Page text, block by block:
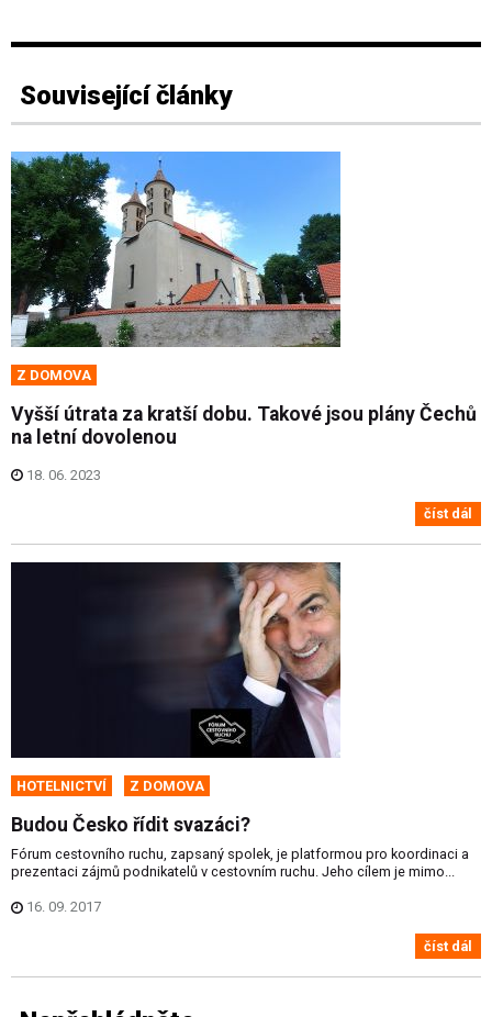
Související články
Z DOMOVA
Vyšší útrata za kratší dobu. Takové jsou plány Čechů
na letní dovolenou
18. 06. 2023
číst dál
HOTELNICTVÍ Z DOMOVA
Budou Česko řídit svazáci?
Fórum cestovního ruchu, zapsaný spolek, je platformou pro koordinaci a
prezentaci zájmů podnikatelů v cestovním ruchu. Jeho cílem je mimo...
16. 09. 2017
číst dál